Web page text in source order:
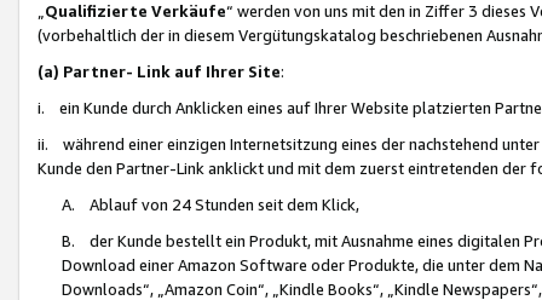
Qualifizierte Verkäufe“ werden von uns mit den in Ziffer 3
(vorbehaltlich der in diesem Vergütungskatalog beschriebenen
(a) Partner- Link auf Ihrer Site:
i. ein Kunde durch Anklicken eines auf Ihrer Website platzierten
ii. während einer einzigen Internetsitzung eines der nachstehend
Kunde den Partner-Link anklickt und mit dem zuerst eintretenden der
A. Ablauf von 24 Stunden seit dem Klick,
B. der Kunde bestellt ein Produkt, mit Ausnahme eines digitalen
Download einer Amazon Software oder Produkte, die unter dem
Downloads“, „Amazon Coin“, „Kindle Books“, „Kindle